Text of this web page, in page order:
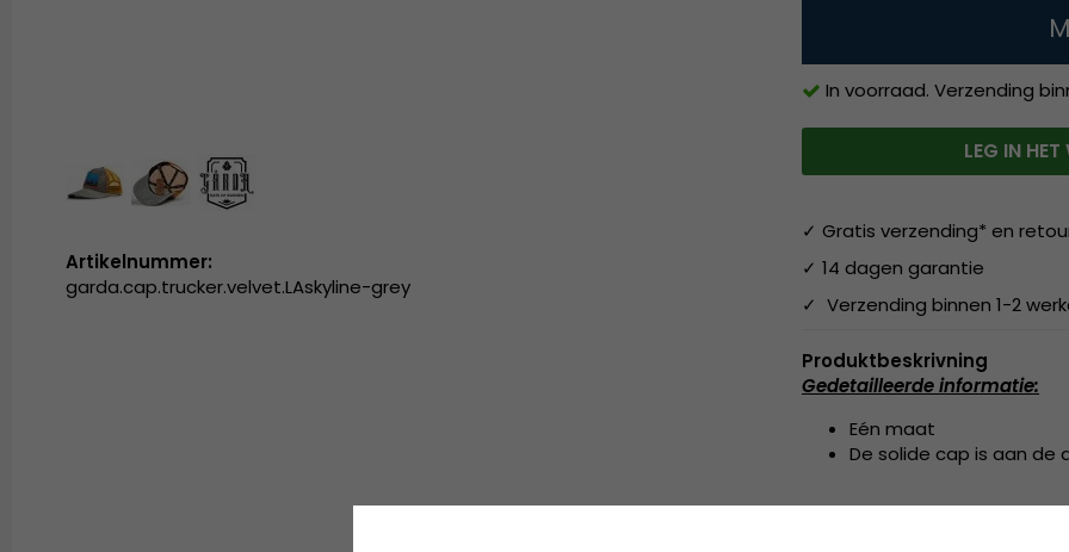
In voorraad. Verzending
LEG IN
✓ Gratis verzending* en
✓ 14 dagen garantie
✓ Verzending binnen 1-2
Produktbeskrivning
Gedetailleerde informatie:
Eén maat
De solide cap is aan de
Artikelnummer:
garda.cap.trucker.velvet.LAskyline-grey